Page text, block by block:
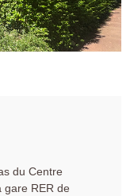
du Centre
gare RER de